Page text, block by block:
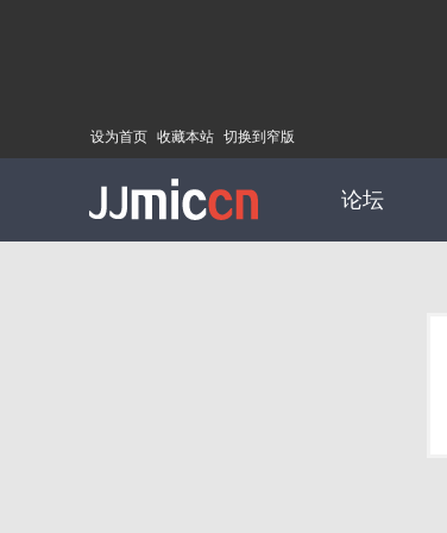
设为首页 收藏本站 切换到窄版
论坛